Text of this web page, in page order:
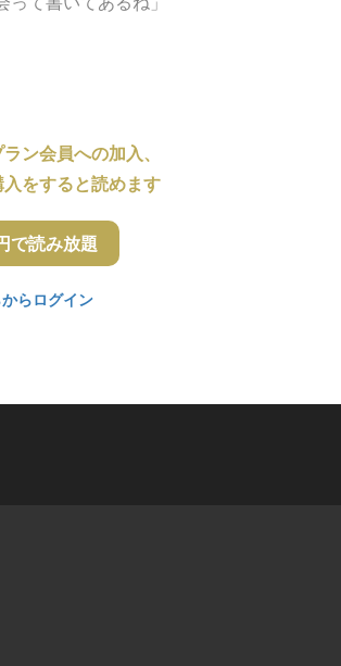
ン会員への加入、
をすると読めます
で読み放題
らログイン